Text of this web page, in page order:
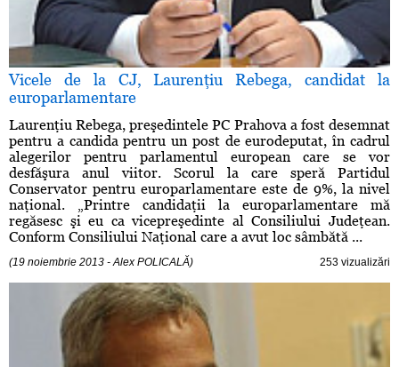
Vicele de la CJ, Laurenţiu Rebega, candidat la
europarlamentare
Laurenţiu Rebega, preşedintele PC Prahova a fost desemnat
pentru a candida pentru un post de eurodeputat, în cadrul
alegerilor pentru parlamentul european care se vor
desfăşura anul viitor. Scorul la care speră Partidul
Conservator pentru europarlamentare este de 9%, la nivel
naţional. „Printre candidaţii la europarlamentare mă
regăsesc şi eu ca vicepreşedinte al Consiliului Judeţean.
Conform Consiliului Naţional care a avut loc sâmbătă ...
(19 noiembrie 2013 - Alex POLICALĂ) 253 vizualizări